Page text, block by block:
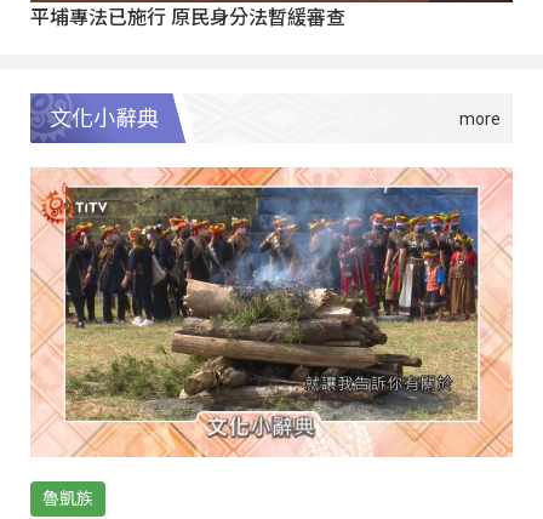
平埔專法已施行 原民身分法暫緩審查
文化小辭典
魯凱族